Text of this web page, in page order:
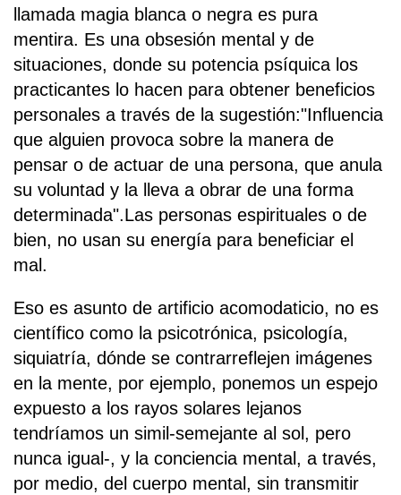
llamada magia blanca o negra es pura
mentira. Es una obsesión mental y de
situaciones, donde su potencia psíquica los
practicantes lo hacen para obtener beneficios
personales a través de la sugestión:"Influencia
que alguien provoca sobre la manera de
pensar o de actuar de una persona, que anula
su voluntad y la lleva a obrar de una forma
determinada".Las personas espirituales o de
bien, no usan su energía para beneficiar el
mal.
Eso es asunto de artificio acomodaticio, no es
científico como la psicotrónica, psicología,
siquiatría, dónde se contrarreflejen imágenes
en la mente, por ejemplo, ponemos un espejo
expuesto a los rayos solares lejanos
tendríamos un simil-semejante al sol, pero
nunca igual-, y la conciencia mental, a través,
por medio, del cuerpo mental, sin transmitir